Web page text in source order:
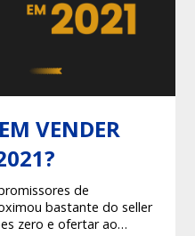
VENDER
de
bastante do seller
e ofertar ao